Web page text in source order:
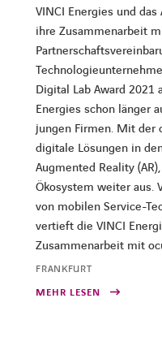
VINCI Energies und
ihre Zusammenarbeit
Digital Lab Award 2021
Energies schon länger
jungen Firmen. Mit der
digitale Lösungen in
Augmented Reality
Ökosystem weiter aus.
von mobilen Service-
vertieft die VINCI
Zusammenarbeit mit
FRANKFURT
MEHR LESEN